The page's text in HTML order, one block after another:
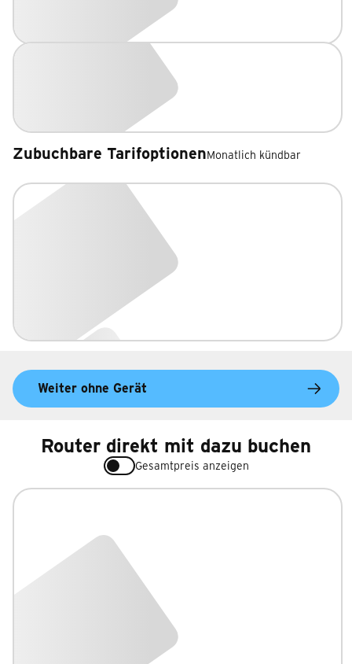
Zubuchbare TarifoptionenMonatlich kündbar
Zubuchbare Tarifoptionen
Weiter ohne Gerät
Router direkt mit dazu buchen
Gesamtpreis anzeigen